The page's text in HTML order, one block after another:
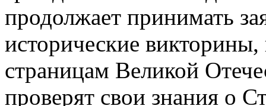
продолжает принимать
исторические
страницам Великой
проверят свои знания о